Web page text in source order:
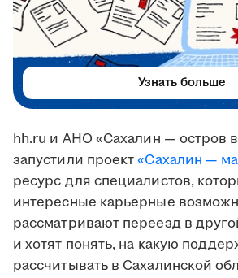
hh.ru и АНО «Сахалин — остров
запустили проект«Сахалин —
ресурс для специалистов,
интересные карьерные
рассматривают переезд в
и хотят понять, на какую
рассчитывать в Сахалинской
Узнать больше